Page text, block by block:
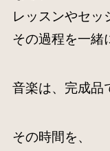
レッスンやセッ
その過程を一緒
音楽は、完成品
その時間を、